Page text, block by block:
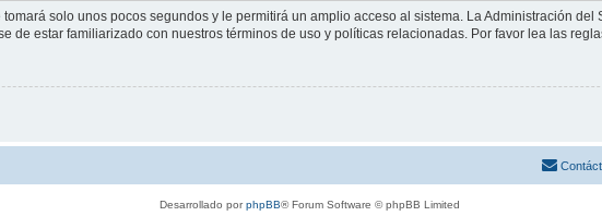
solo unos pocos segundos y le permitirá un amplio acceso al sistema. La Administración
de estar familiarizado con nuestros términos de uso y políticas relacionadas. Por favor lea las
Desarrollado porphpBB® Forum Software © phpBB Limited